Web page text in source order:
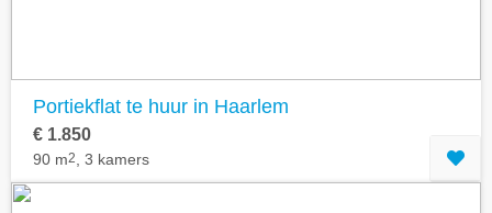
Portiekflat te huur in Haarlem
€ 1.850
90 m2 , 3 kamers